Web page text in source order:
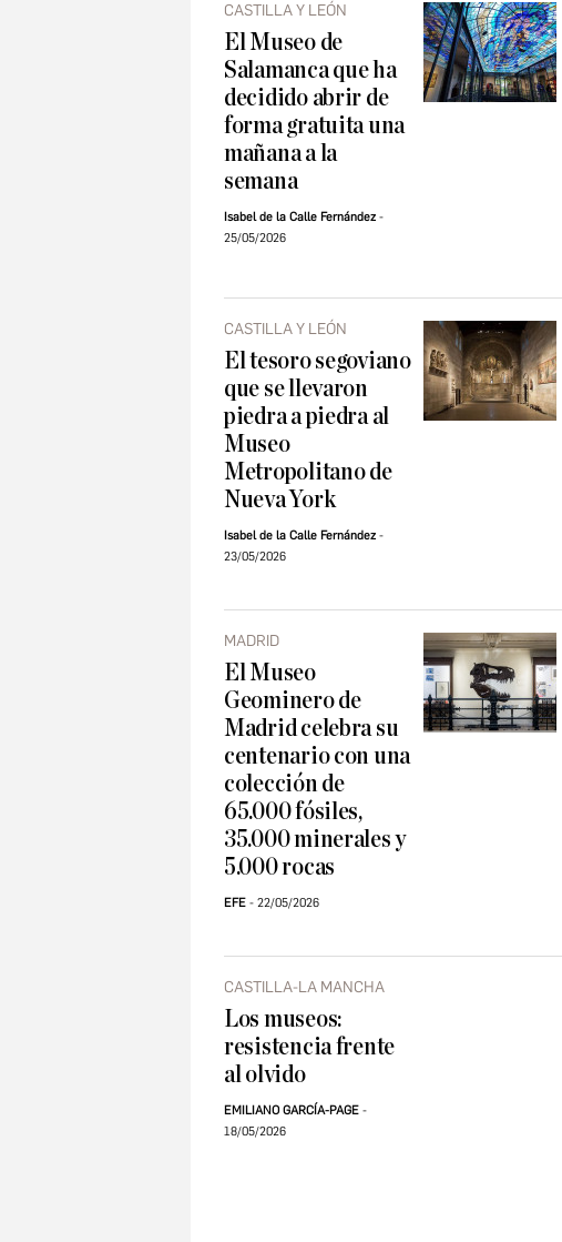
CASTILLA Y LEÓN
El Museo de
Salamanca que ha
decidido abrir de
forma gratuita una
mañana a la
semana
Isabel de la Calle Fernández
25/05/2026
CASTILLA Y LEÓN
El tesoro segoviano
que se llevaron
piedra a piedra al
Museo
Metropolitano de
Nueva York
Isabel de la Calle Fernández
23/05/2026
MADRID
El Museo
Geominero de
Madrid celebra su
centenario con una
colección de
65.000 fósiles,
35.000 minerales y
5.000 rocas
EFE 22/05/2026
CASTILLA-LA MANCHA
Los museos:
resistencia frente
al olvido
EMILIANO GARCÍA-PAGE
18/05/2026